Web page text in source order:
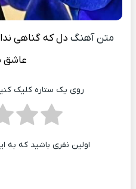
متن آهنگ دل که گناهی
عاشق
روی یک ستاره کلیک
اولین نفری باشید که به